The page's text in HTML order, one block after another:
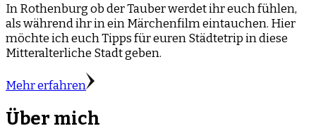
In Rothenburg ob der Tauber werdet ihr euch fühlen,
als während ihr in ein Märchenfilm eintauchen. Hier
möchte ich euch Tipps für euren Städtetrip in diese
Mitteralterliche Stadt geben.
Mehr erfahren
Über mich